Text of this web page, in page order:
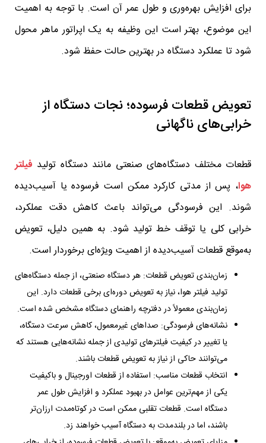
برای افزایش بهره‌وری و طول عمر آن است. با توجه به اهمیت
این موضوع، بهتر است این وظیفه به یک اپراتور ماهر محول
شود تا عملکرد دستگاه در بهترین حالت حفظ شود.
تعویض قطعات فرسوده؛ نجات دستگاه از
خرابی‌های ناگهانی
قطعات مختلف دستگاه‌های صنعتی مانند دستگاه تولید فیلتر
هوا، پس از مدتی کارکرد ممکن است فرسوده یا آسیب‌دیده
شوند. این فرسودگی می‌تواند باعث کاهش دقت عملکرد،
خرابی کلی یا توقف خط تولید شود. به همین دلیل، تعویض
به‌موقع قطعات آسیب‌دیده از اهمیت ویژه‌ای برخوردار است.
زمان‌بندی تعویض قطعات: هر دستگاه صنعتی، از جمله دستگاه‌های
تولید فیلتر هوا، نیاز به تعویض دوره‌ای برخی قطعات دارد. این
زمان‌بندی معمولاً در دفترچه راهنمای دستگاه مشخص شده است.
نشانه‌های فرسودگی: صداهای غیرمعمول، کاهش سرعت دستگاه،
یا تغییر در کیفیت فیلترهای تولیدی از جمله نشانه‌هایی هستند که
می‌توانند حاکی از نیاز به تعویض قطعات باشند.
انتخاب قطعات مناسب: استفاده از قطعات اورجینال و باکیفیت
یکی از مهم‌ترین عوامل در بهبود عملکرد و افزایش طول عمر
دستگاه است. قطعات تقلبی ممکن است در کوتاه‌مدت ارزان‌تر
باشند، اما در بلندمدت به دستگاه آسیب خواهند زد.